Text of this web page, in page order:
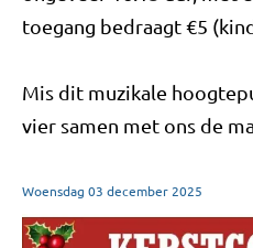
toegang bedraagt €5
Mis dit muzikale
vier samen met ons de
Woensdag 03 december 2025